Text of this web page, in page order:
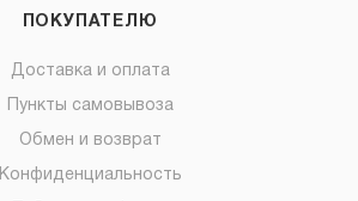
ПОКУПАТЕЛЮ
Доставка и оплата
Пункты самовывоза
Обмен и возврат
Конфиденциальность